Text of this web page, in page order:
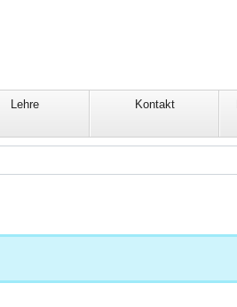
Lehre Kontakt